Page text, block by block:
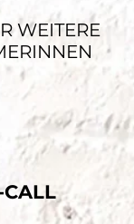
WEITERE
CALL